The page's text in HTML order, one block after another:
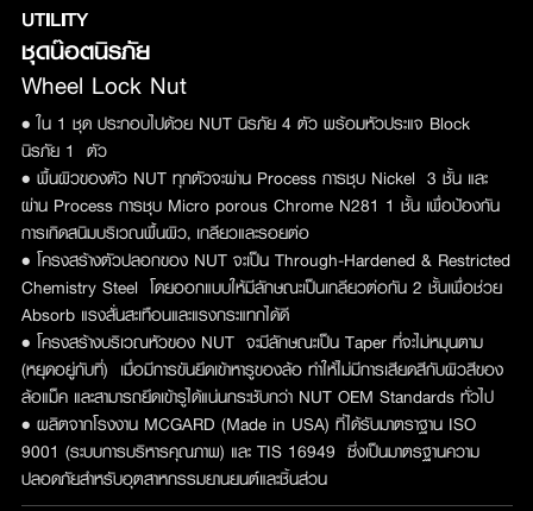
UTILITY
ชุดน๊อตนิรภัย
Wheel Lock Nut
• ใน 1 ชุด ประกอบไปด้วย NUT นิรภัย 4 ตัว พร้อมหัวประแจ Block
นิรภัย 1 ตัว
• พื้นผิวของตัว NUT ทุกตัวจะผ่าน Process การชุบ Nickel 3 ชั้น และ
ผ่าน Process การชุบ Micro porous Chrome N281 1 ชั้น เพื่อป้องกัน
การเกิดสนิมบริเวณพื้นผิว, เกลียวและรอยต่อ
• โครงสร้างตัวปลอกของ NUT จะเป็น Through-Hardened & Restricted
Chemistry Steel โดยออกแบบให้มีลักษณะเป็นเกลียวต่อกัน 2 ชั้นเพื่อช่วย
Absorb แรงสั่นสะเทือนและแรงกระแทกได้ดี
• โครงสร้างบริเวณหัวของ NUT จะมีลักษณะเป็น Taper ที่จะไม่หมุนตาม
(หยุดอยู่กับที่) เมื่อมีการขันยึดเข้าหารูของล้อ ทำให้ไม่มีการเสียดสีกับผิวสีของ
ล้อแม็ค และสามารถยึดเข้ารูได้แน่นกระชับกว่า NUT OEM Standards ทั่วไป
• ผลิตจากโรงงาน MCGARD (Made in USA) ที่ได้รับมาตราฐาน ISO
9001 (ระบบการบริหารคุณภาพ) และ TIS 16949 ซึ่งเป็นมาตรฐานความ
ปลอดภัยสำหรับอุตสาหกรรมยานยนต์และชิ้นส่วน